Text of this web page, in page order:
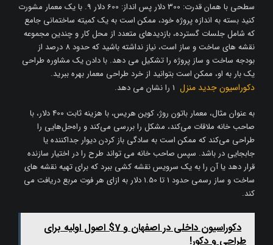
سطحی با همان قدرت: 300 دلار پس انداز: 600 دلار 9. با یک معمار مشورت
کنید بسته به اندازه پروژه خود، ممکن است به یک کمیته ساختمانی جامع
که شامل جلسات گسترده، بازدیدهای متعدد از محل کار و چندین مجموعه
نقشه های ساخت و ساز است، نیاز نداشته باشید که حدود 8 درصد از
بودجه ساخت و ساز پروژه را تشکیل می دهد. با دادن یک مشاوره طراحی
یک بار به او، ممکن است بتوانید از خرد طراحی معمار بهره ببرید.
دکوراسیون جدید منزل
به عنوان مثال، معمار باتون روژ، کوین هریس، با هزینه ثابت 400 دلار، با
صاحب خانه ملاقات می‌کند، مشکل را بررسی می‌کند و راه‌حل‌هایی را
طراحی می‌کند که ممکن است به سادگی باز کردن دیوار جداکننده یا
جابجایی در باشد. سپس صاحب خانه می تواند طرح را در اختیار سازنده
قرار دهد یا آن را به یک سرویس نقشه کشی ببرد که برای تهیه نقشه های
ساخت و ساز رسمی حدود 1 تا 1.50 دلار به ازای هر فوت مربع دریافت می
کند.
دکوراسیون داخلی در اصفهان و 7$ اصول اولیه برای
طراحی و دکور!